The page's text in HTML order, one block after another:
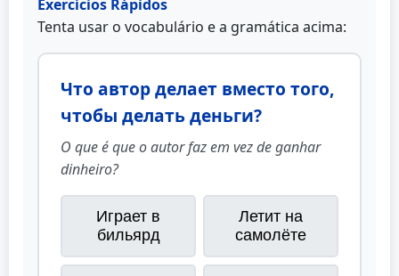
Exercícios Rápidos
Tenta usar o vocabulário e a gramática acima:
Что автор делает вместо того,
чтобы делать деньги?
O que é que o autor faz em vez de ganhar
dinheiro?
Играет в
бильярд
Летит на
самолёте